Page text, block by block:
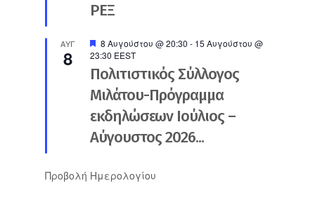
ΡΕΞ
ΑΥΓ
8
Προτεινόμενο
8 Αυγούστου @ 20:30 - 15 Αυγούστου @
23:30 EEST
Πολιτιστικός Σύλλογος
Μιλάτου-Πρόγραμμα
εκδηλώσεων Ιούλιος –
Αύγουστος 2026...
Προβολή Ημερολογίου